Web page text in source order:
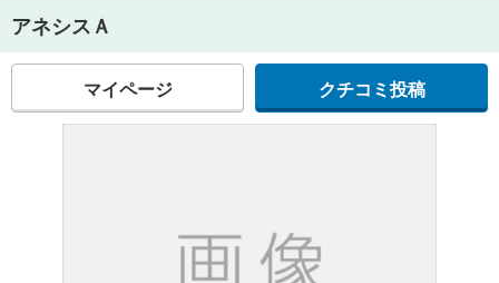
アネシスＡ
マイページ クチコミ投稿